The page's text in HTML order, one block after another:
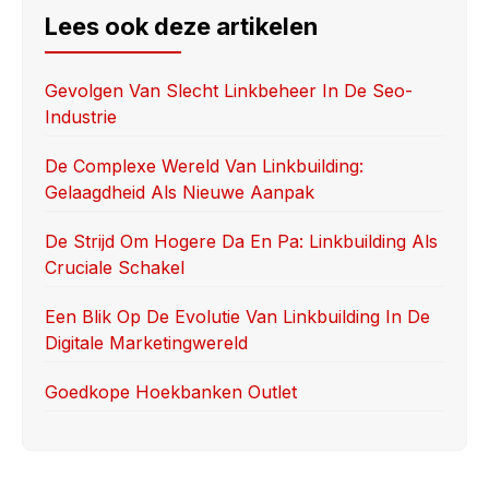
e
b
o
o
k
o
d
o
n
e
Lees ook deze artikelen
Gevolgen Van Slecht Linkbeheer In De Seo-
Industrie
De Complexe Wereld Van Linkbuilding:
Gelaagdheid Als Nieuwe Aanpak
De Strijd Om Hogere Da En Pa: Linkbuilding Als
Cruciale Schakel
Een Blik Op De Evolutie Van Linkbuilding In De
Digitale Marketingwereld
Goedkope Hoekbanken Outlet